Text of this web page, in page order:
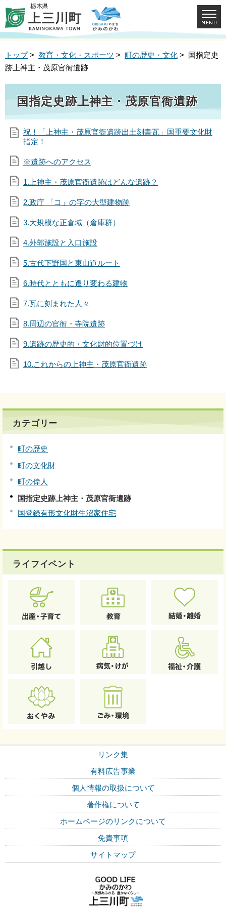
トップ> 教育・文化・スポーツ > 町の歴史・文化 > 国指定史
跡上神主・茂原官衙遺跡
国指定史跡上神主・茂原官衙遺跡
祝！「上神主・茂原官衙遺跡出土刻書瓦」国重要文化財
指定！
※遺跡へのアクセス
1.上神主・茂原官衙遺跡はどんな遺跡？
2.政庁 「コ」の字の大型建物跡
3.大規模な正倉域（倉庫群）
4.外郭施設と入口施設
5.古代下野国と東山道ルート
6.時代とともに遷り変わる建物
7.瓦に刻まれた人々
8.周辺の官衙・寺院遺跡
9.遺跡の歴史的・文化財的位置づけ
10.これからの上神主・茂原官衙遺跡
カテゴリー
町の歴史
町の文化財
町の偉人
国指定史跡上神主・茂原官衙遺跡
国登録有形文化財生沼家住宅
ライフイベント
リンク集
有料広告事業
個人情報の取扱について
著作権について
ホームページのリンクについて
免責事項
サイトマップ